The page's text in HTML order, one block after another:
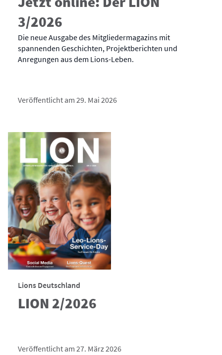
3/2026
Die neue Ausgabe des Mitgliedermagazins mit
spannenden Geschichten, Projektberichten und
Anregungen aus dem Lions-Leben.
Veröffentlicht am 29. Mai 2026
Lions Deutschland
LION 2/2026
Veröffentlicht am 27. März 2026